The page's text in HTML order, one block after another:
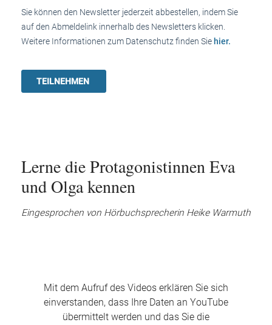
Sie können den Newsletter jederzeit abbestellen, indem Sie
auf den Abmeldelink innerhalb des Newsletters klicken.
Weitere Informationen zum Datenschutz finden Sie hier.
Lerne die Protagonistinnen Eva
und Olga kennen
Eingesprochen von Hörbuchsprecherin Heike Warmuth
Mit dem Aufruf des Videos erklären Sie sich
einverstanden, dass Ihre Daten an YouTube
übermittelt werden und das Sie die